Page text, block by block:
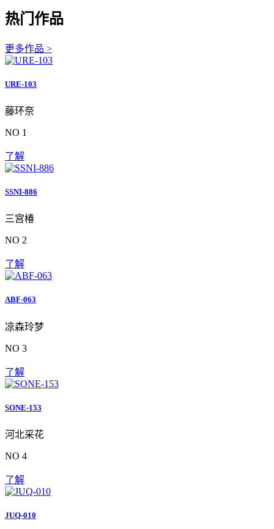
热门作品
更多作品 >
URE-103
藤环奈
NO 1
了解
SSNI-886
三宫椿
NO 2
了解
ABF-063
凉森玲梦
NO 3
了解
SONE-153
河北采花
NO 4
了解
JUQ-010